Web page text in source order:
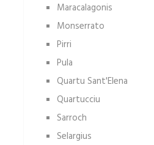
Maracalagonis
Monserrato
Pirri
Pula
Quartu Sant'Elena
Quartucciu
Sarroch
Selargius